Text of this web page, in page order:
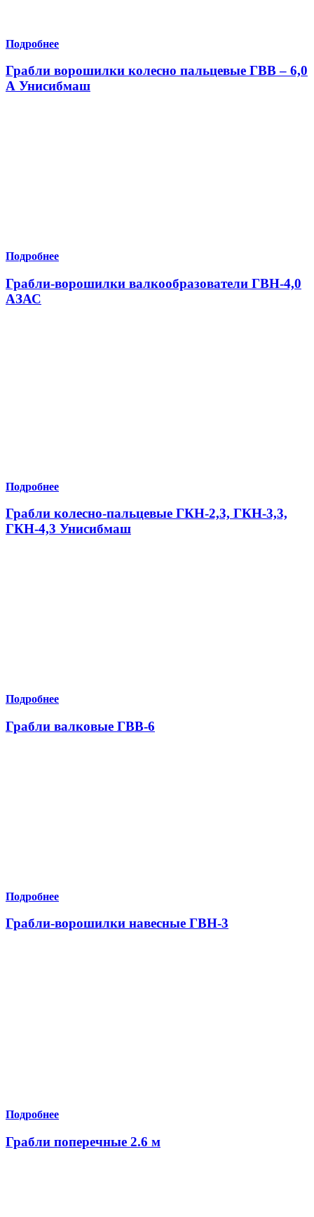
Подробнее
Грабли ворошилки колесно пальцевые ГВВ – 6,0
А Унисибмаш
Подробнее
Грабли-ворошилки валкообразователи ГВН-4,0
АЗАС
Подробнее
Грабли колесно-пальцевые ГКН-2,3, ГКН-3,3,
ГКН-4,3 Унисибмаш
Подробнее
Грабли валковые ГВВ-6
Подробнее
Грабли-ворошилки навеcные ГВН-3
Подробнее
Грабли поперечные 2.6 м